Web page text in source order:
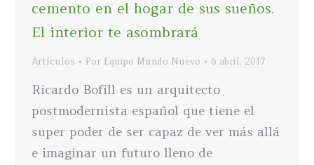
cemento en el hogar de sus sueños.
El interior te asombrará
Artículos Por Equipo Mundo Nuevo 6 abril, 2017
Ricardo Bofill es un arquitecto
postmodernista español que tiene el
super poder de ser capaz de ver más allá
e imaginar un futuro lleno de